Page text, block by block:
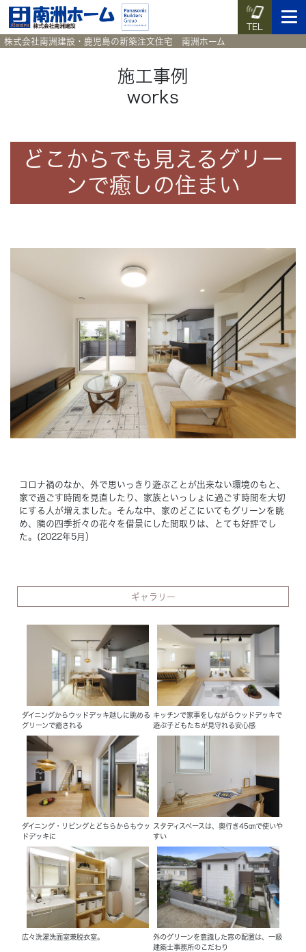
TEL
HOME ホーム
新着情報
コンセプト
Techno EX テクノストラクチャーEX
株式会社南洲建設・鹿児島の新築注文住宅 南洲ホーム
施工事例
works
どこからでも見えるグリー
ンで癒しの住まい
コロナ禍のなか、外で思いっきり遊ぶことが出来ない環境のもと、
家で過ごす時間を見直したり、家族といっしょに過ごす時間を大切
にする人が増えました。そんな中、家のどこにいてもグリーンを眺
め、隣の四季折々の花々を借景にした間取りは、とても好評でし
た。(2022年5月）
ギャラリー
ダイニングからウッドデッキ越しに眺める
グリーンで癒される
キッチンで家事をしながらウッドデッキで
遊ぶ子どもたちが見守れる安心感
ダイニング・リビングとどちらからもウッ
ドデッキに
スタディスペースは、奥行き45㎝で使いや
すい
広々洗濯洗面室兼脱衣室。
外のグリーンを意識した窓の配置は、一級
建築士事務所のこだわり